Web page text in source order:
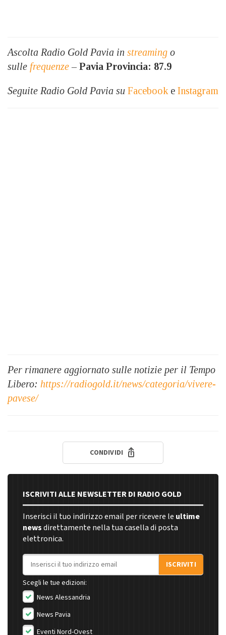
Ascolta Radio Gold Pavia in streaming o
sulle frequenze– Pavia Provincia: 87.9
Seguite Radio Gold Pavia su Facebook e Instagram
Per rimanere aggiornato sulle notizie per il Tempo
Libero: https://radiogold.it/news/categoria/vivere-
pavese/
CONDIVIDI
ISCRIVITI ALLE NEWSLETTER DI RADIO GOLD
Inserisci il tuo indirizzo email per ricevere le ultime
newsdirettamente nella tua casella di posta
elettronica.
Indirizzo email
ISCRIVITI
Scegli le tue edizioni:
News Alessandria
News Pavia
Eventi Nord-Ovest